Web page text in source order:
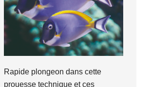
Rapide plongeon dans cette
prouesse technique et ces